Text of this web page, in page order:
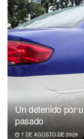
Un detenido por
pasado
7 DE AGOSTO DE 2026